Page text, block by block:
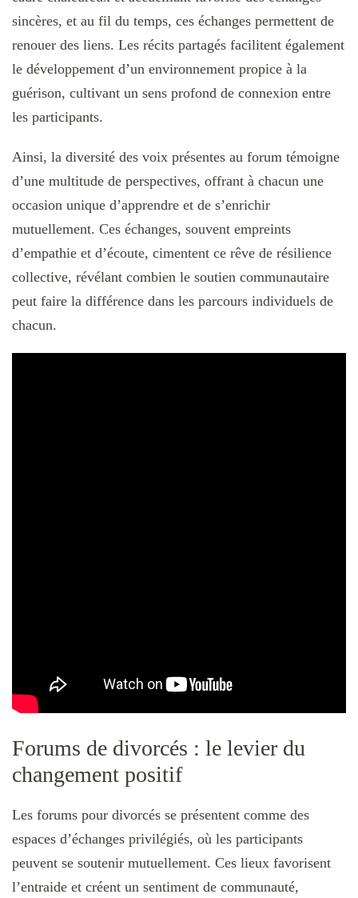
sincères, et au fil du temps, ces échanges permettent de
renouer des liens. Les récits partagés facilitent également
le développement d’un environnement propice à la
guérison, cultivant un sens profond de connexion entre
les participants.
Ainsi, la diversité des voix présentes au forum témoigne
d’une multitude de perspectives, offrant à chacun une
occasion unique d’apprendre et de s’enrichir
mutuellement. Ces échanges, souvent empreints
d’empathie et d’écoute, cimentent ce rêve de résilience
collective, révélant combien le soutien communautaire
peut faire la différence dans les parcours individuels de
chacun.
Forums de divorcés : le levier du
changement positif
Les forums pour divorcés se présentent comme des
espaces d’échanges privilégiés, où les participants
peuvent se soutenir mutuellement. Ces lieux favorisent
l’entraide et créent un sentiment de communauté,